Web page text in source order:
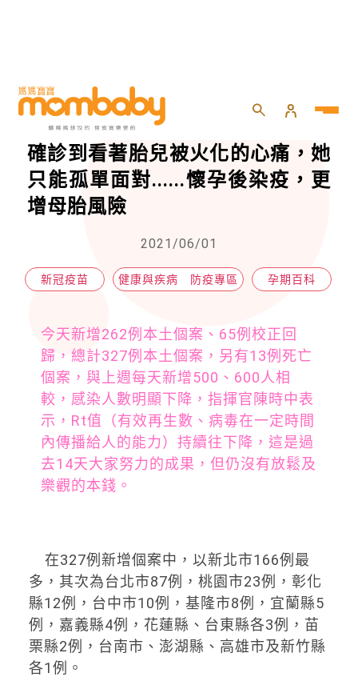
HOME 懷孕 孕期百科
懷胎4月孕婦確診後失去孩子，從
確診到看著胎兒被火化的心痛，她
只能孤單面對......懷孕後染疫，更
增母胎風險
2021/06/01
新冠疫苗 健康與疾病 防疫專區 孕期百科
今天新增262例本土個案、65例校正回
歸，總計327例本土個案，另有13例死亡
個案，與上週每天新增500、600人相
較，感染人數明顯下降，指揮官陳時中表
示，Rt值（有效再生數、病毒在一定時間
內傳播給人的能力）持續往下降，這是過
去14天大家努力的成果，但仍沒有放鬆及
樂觀的本錢。
在327例新增個案中，以新北市166例最
多，其次為台北市87例，桃園市23例，彰化
縣12例，台中市10例，基隆市8例，宜蘭縣5
例，嘉義縣4例，花蓮縣、台東縣各3例，苗
栗縣2例，台南市、澎湖縣、高雄市及新竹縣
各1例。